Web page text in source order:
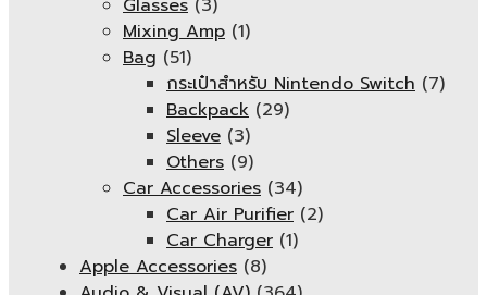
Glasses (3)
Mixing Amp (1)
Bag (51)
กระเป๋าสำหรับ Nintendo Switch (7)
Backpack (29)
Sleeve (3)
Others (9)
Car Accessories (34)
Car Air Purifier (2)
Car Charger (1)
Apple Accessories (8)